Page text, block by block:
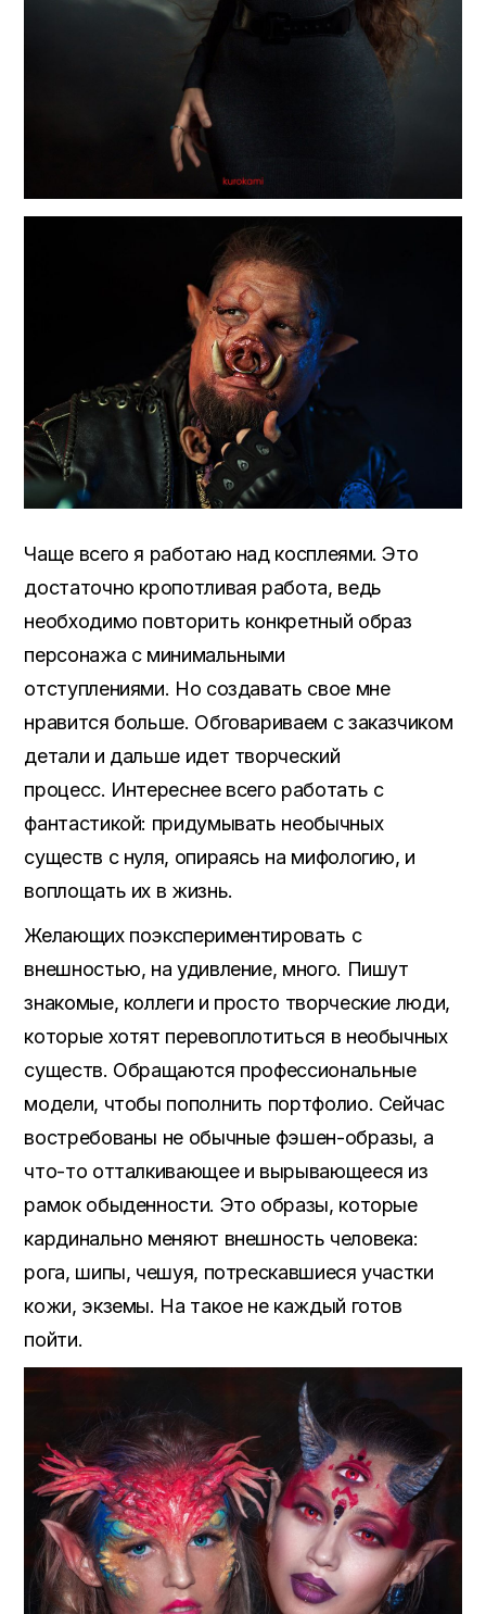
Чаще всего я работаю над косплеями. Это
достаточно кропотливая работа, ведь
необходимо повторить конкретный образ
персонажа с минимальными
отступлениями. Но создавать свое мне
нравится больше. Обговариваем с заказчиком
детали и дальше идет творческий
процесс. Интереснее всего работать с
фантастикой: придумывать необычных
существ с нуля, опираясь на мифологию, и
воплощать их в жизнь.
Желающих поэкспериментировать с
внешностью, на удивление, много. Пишут
знакомые, коллеги и просто творческие люди,
которые хотят перевоплотиться в необычных
существ. Обращаются профессиональные
модели, чтобы пополнить портфолио. Сейчас
востребованы не обычные фэшен-образы, а
что-то отталкивающее и вырывающееся из
рамок обыденности. Это образы, которые
кардинально меняют внешность человека:
рога, шипы, чешуя, потрескавшиеся участки
кожи, экземы. На такое не каждый готов
пойти.